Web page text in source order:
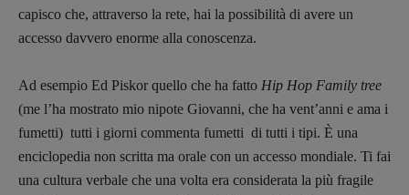
Tribunale Milano n° 5864/2023 – cod. fis.
97943720157 –Privacy
capisco che, attraverso la rete, hai la possibilità di avere un
accesso davvero enorme alla conoscenza.
Ad esempio Ed Piskor quello che ha fatto Hip Hop Family tree
(me l’ha mostrato mio nipote Giovanni, che ha vent’anni e ama i
fumetti) tutti i giorni commenta fumetti di tutti i tipi. È una
enciclopedia non scritta ma orale con un accesso mondiale. Ti fai
una cultura verbale che una volta era considerata la più fragile